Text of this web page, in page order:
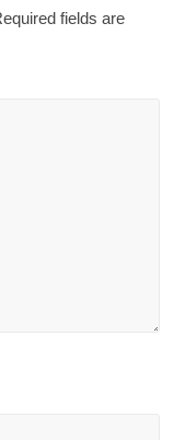
fields are